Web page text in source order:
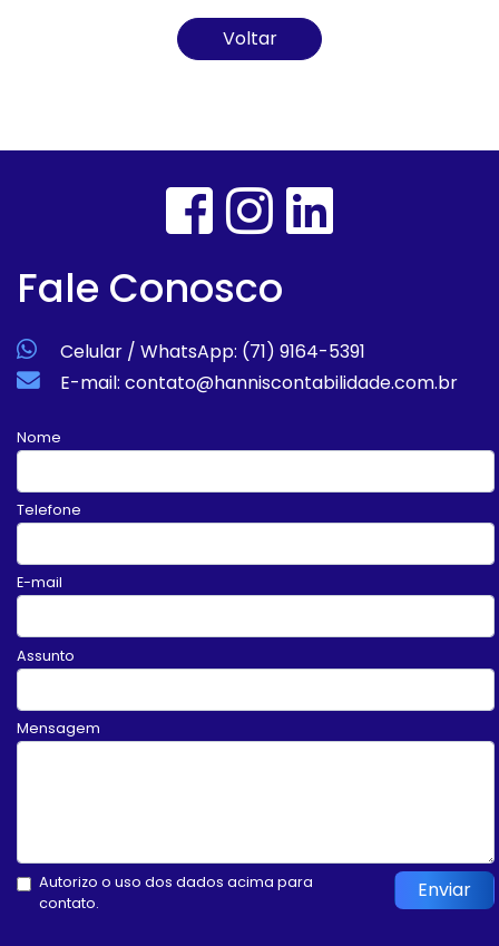
Voltar
Fale Conosco
Celular / WhatsApp: (71) 9164-5391
E-mail: contato@hanniscontabilidade.com.br
Nome
Telefone
E-mail
Assunto
Mensagem
Autorizo o uso dos dados acima para
contato.
Enviar